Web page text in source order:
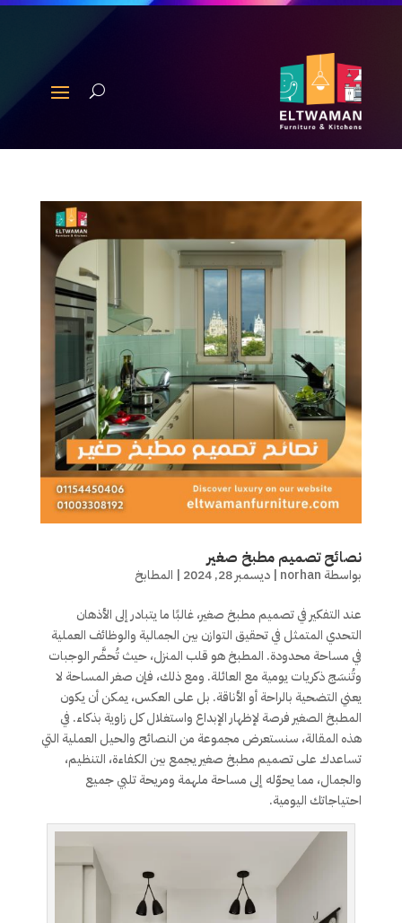
نصائح تصميم مطبخ صغير
بواسطة norhan
| ديسمبر 28, 2024 | المطابخ
عند التفكير في تصميم مطبخ صغير، غالبًا ما يتبادر إلى الأذهان
التحدي المتمثل في تحقيق التوازن بين الجمالية والوظائف العملية
في مساحة محدودة. المطبخ هو قلب المنزل، حيث تُحضَّر الوجبات
وتُنسَج ذكريات يومية مع العائلة. ومع ذلك، فإن صغر المساحة لا
يعني التضحية بالراحة أو الأناقة. بل على العكس، يمكن أن يكون
المطبخ الصغير فرصة لإظهار الإبداع واستغلال كل زاوية بذكاء. في
هذه المقالة، سنستعرض مجموعة من النصائح والحيل العملية التي
تساعدك على تصميم مطبخ صغير يجمع بين الكفاءة، التنظيم،
والجمال، مما يحوّله إلى مساحة ملهمة ومريحة تلبي جميع
احتياجاتك اليومية.